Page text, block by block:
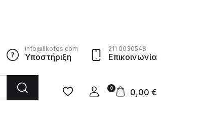
info@likofos.com
Υποστήριξη
211 0030548
Επικοινωνία
0 0,00 €